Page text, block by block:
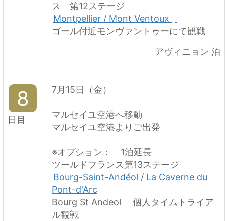
ス 第12ステージ
Montpellier / Mont Ventoux
ゴール付近モンヴァントゥーにて観戦
アヴィニョン 泊
8
日目
7月15日（金）
マルセイユ空港へ移動
マルセイユ空港よりご出発
※オプション： 1泊延長
ツールドフランス第13ステージ
Bourg-Saint-Andéol / La Caverne du
Pont-d'Arc
Bourg St Andeol 個人タイムトライア
ル観戦